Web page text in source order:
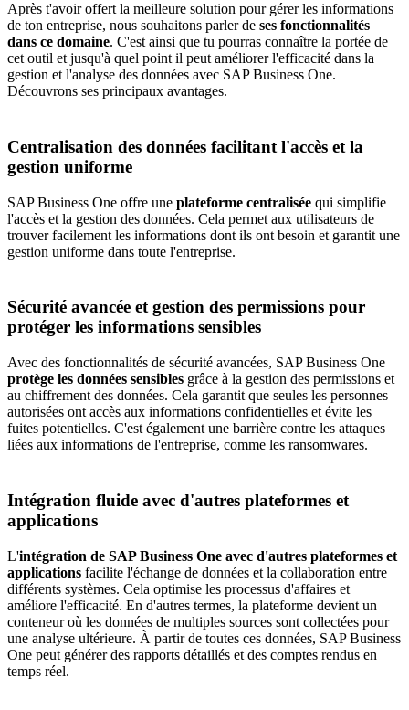
Après t'avoir offert la meilleure solution pour gérer les informations
de ton entreprise, nous souhaitons parler de ses fonctionnalités
dans ce domaine. C'est ainsi que tu pourras connaître la portée de
cet outil et jusqu'à quel point il peut améliorer l'efficacité dans la
gestion et l'analyse des données avec SAP Business One.
Découvrons ses principaux avantages.
Centralisation des données facilitant l'accès et la
gestion uniforme
SAP Business One offre une plateforme centralisée qui simplifie
l'accès et la gestion des données. Cela permet aux utilisateurs de
trouver facilement les informations dont ils ont besoin et garantit une
gestion uniforme dans toute l'entreprise.
Sécurité avancée et gestion des permissions pour
protéger les informations sensibles
Avec des fonctionnalités de sécurité avancées, SAP Business One
protège les données sensibles grâce à la gestion des permissions et
au chiffrement des données. Cela garantit que seules les personnes
autorisées ont accès aux informations confidentielles et évite les
fuites potentielles. C'est également une barrière contre les attaques
liées aux informations de l'entreprise, comme les ransomwares.
Intégration fluide avec d'autres plateformes et
applications
L'intégration de SAP Business One avec d'autres plateformes et
applications facilite l'échange de données et la collaboration entre
différents systèmes. Cela optimise les processus d'affaires et
améliore l'efficacité. En d'autres termes, la plateforme devient un
conteneur où les données de multiples sources sont collectées pour
une analyse ultérieure. À partir de toutes ces données, SAP Business
One peut générer des rapports détaillés et des comptes rendus en
temps réel.